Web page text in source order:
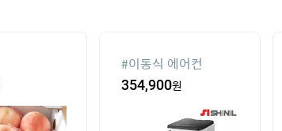
#이동식 에어컨
354,900원